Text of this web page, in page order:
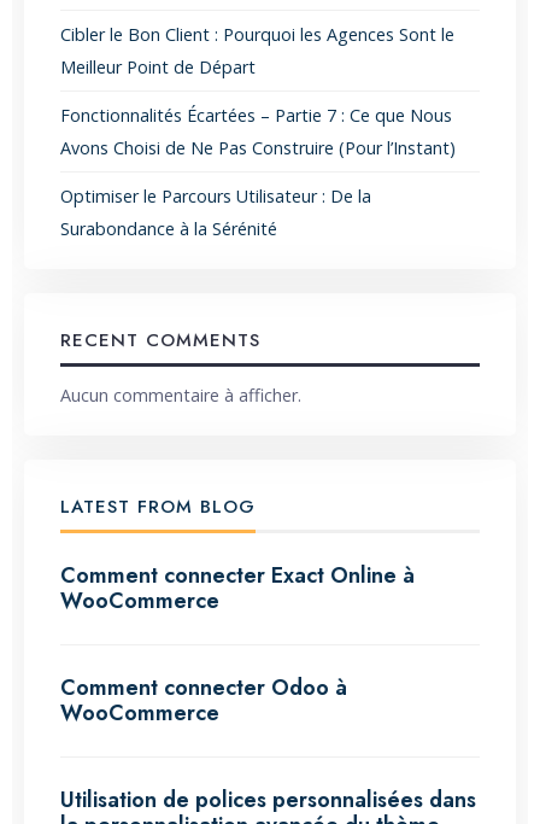
Cibler le Bon Client : Pourquoi les Agences Sont le
Meilleur Point de Départ
Fonctionnalités Écartées – Partie 7 : Ce que Nous
Avons Choisi de Ne Pas Construire (Pour l’Instant)
Optimiser le Parcours Utilisateur : De la
Surabondance à la Sérénité
RECENT COMMENTS
Aucun commentaire à afficher.
LATEST FROM BLOG
Comment connecter Exact Online à
WooCommerce
Comment connecter Odoo à
WooCommerce
Utilisation de polices personnalisées dans